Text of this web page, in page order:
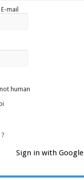
mail
human
Sign in with Google